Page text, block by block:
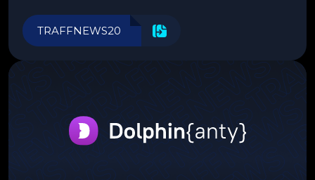
инструменты для управления финансами.
TRAFFNEWS20